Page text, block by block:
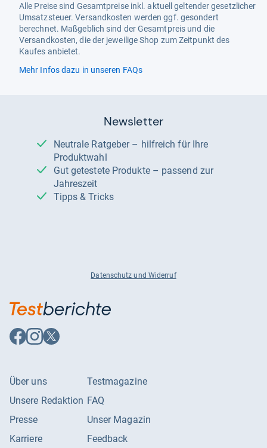
Alle Preise sind Gesamtpreise inkl. aktuell geltender gesetzlicher
Umsatzsteuer. Versandkosten werden ggf. gesondert
berechnet. Maßgeblich sind der Gesamtpreis und die
Versandkosten, die der jeweilige Shop zum Zeitpunkt des
Kaufes anbietet.
Mehr Infos dazu in unseren FAQs
Newsletter
Neutrale Ratgeber – hilfreich für Ihre
Produktwahl
Gut getestete Produkte – passend zur
Jahreszeit
Tipps & Tricks
Datenschutz und Widerruf
Auf
Facebook
Auf
Instagram
Auf
X
Über uns
Unsere Redaktion
Presse
Karriere
Testmagazine
FAQ
Unser Magazin
Feedback